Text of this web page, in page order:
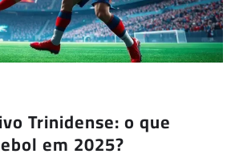
Trinidense: o que
em 2025?